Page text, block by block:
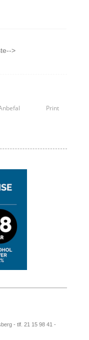
>
Print
- tlf. 21 15 98 41 -